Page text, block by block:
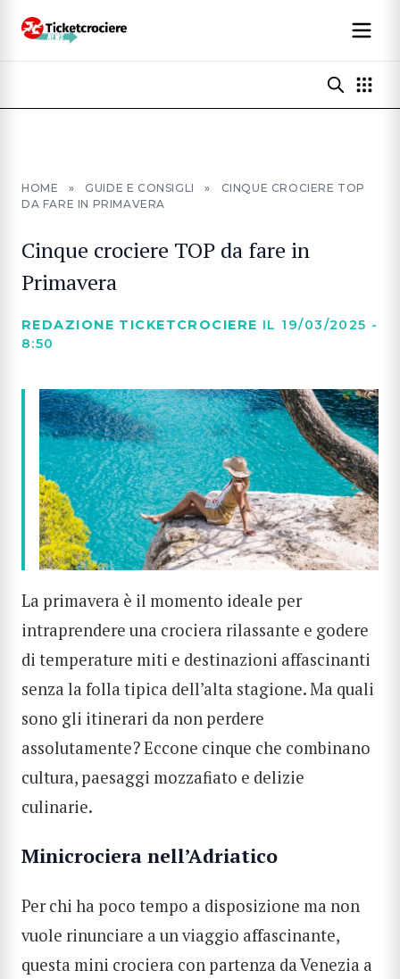
HOME » GUIDE E CONSIGLI »
CINQUE CROCIERE TOP
DA FARE IN PRIMAVERA
Cinque crociere TOP da fare in
Primavera
REDAZIONE TICKETCROCIERE IL 19/03/2025 -
8:50
La primavera è il momento ideale per
intraprendere una crociera rilassante e godere
di temperature miti e destinazioni affascinanti
senza la folla tipica dell’alta stagione. Ma quali
sono gli itinerari da non perdere
assolutamente? Eccone cinque che combinano
cultura, paesaggi mozzafiato e delizie
culinarie.
Minicrociera nell’Adriatico
Per chi ha poco tempo a disposizione ma non
vuole rinunciare a un viaggio affascinante,
questa mini crociera con partenza da Venezia a